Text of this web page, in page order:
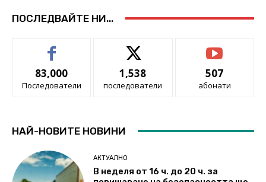
ПОСЛЕДВАЙТЕ НИ...
83,000
Последователи
1,538
последователи
507
абонати
НАЙ-НОВИТЕ НОВИНИ
АКТУАЛНО
В неделя от 16 ч. до 20 ч. за